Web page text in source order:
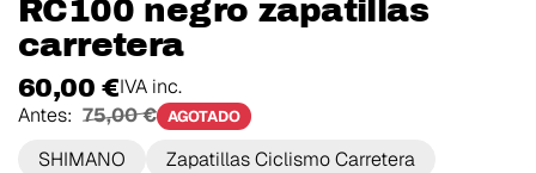
RC100 negro zapatillas
carretera
60,00 €IVA inc.
Antes: 75,00 € AGOTADO
SHIMANO Zapatillas Ciclismo Carretera